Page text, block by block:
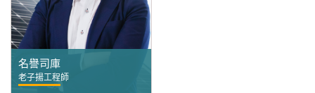
名譽司庫
老子揚工程師